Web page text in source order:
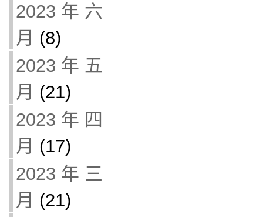
2023 年 六
月 (8)
2023 年 五
月 (21)
2023 年 四
月 (17)
2023 年 三
月 (21)